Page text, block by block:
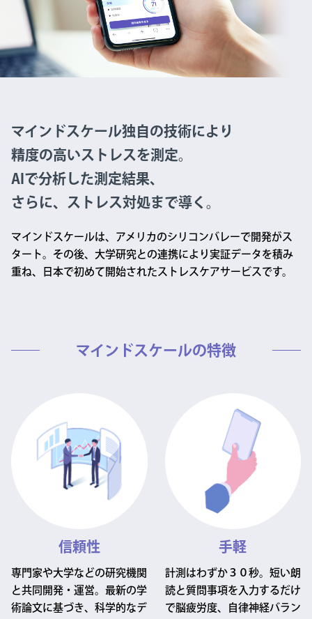
マインドスケール独自の技術により
精度の高いストレスを測定。
AIで分析した測定結果、
さらに、ストレス対処まで導く。
マインドスケールは、アメリカのシリコンバレーで開発がス
タート。 その後、大学研究との連携により実証データを積み
重ね、
日本で初めて開始されたストレスケアサービスです。
マインドスケールの特徴
信頼性
専門家や大学などの研究機関
と共同開発・運営。最新の学
術論文に基づき、科学的なデ
手軽
計測はわずか３０秒。短い朗
読と質問事項を入力するだけ
で脳疲労度、自律神経バラン